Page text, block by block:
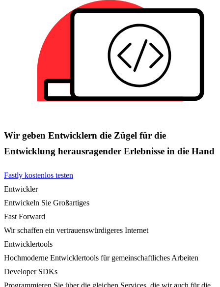
Wir geben Entwicklern die Zügel für die
Entwicklung herausragender Erlebnisse in die Hand
Fastly kostenlos testen
Entwickler
Entwickeln Sie Großartiges
Fast Forward
Wir schaffen ein vertrauenswürdigeres Internet
Entwicklertools
Hochmoderne Entwicklertools für gemeinschaftliches Arbeiten
Developer SDKs